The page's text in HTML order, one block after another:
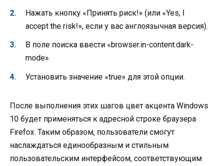
Нажать кнопку «Принять риск!» (или «Yes, I
accept the risk!», если у вас англоязычная версия).
В поле поиска ввести «browser.in-content.dark-
mode».
Установить значение «true» для этой опции.
После выполнения этих шагов цвет акцента Windows
10 будет применяться к адресной строке браузера
Firefox. Таким образом, пользователи смогут
наслаждаться единообразным и стильным
пользовательским интерфейсом, соответствующим